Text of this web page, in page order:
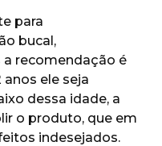
para
bucal,
recomendação é
ele seja
dessa idade, a
o produto, que em
indesejados.